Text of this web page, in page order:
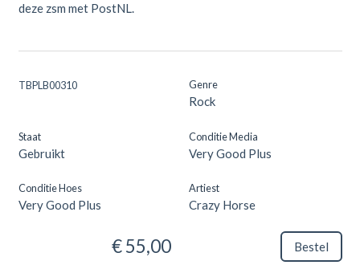
deze zsm met PostNL.
TBPLB00310 Genre
Rock
Staat
Gebruikt
Conditie Media
Very Good Plus
Conditie Hoes
Very Good Plus
Artiest
Crazy Horse
€ 55,00 Bestel